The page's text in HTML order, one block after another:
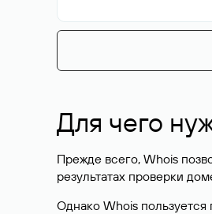
Для чего
Прежде всего, Whois
результатах проверки
Однако Whois